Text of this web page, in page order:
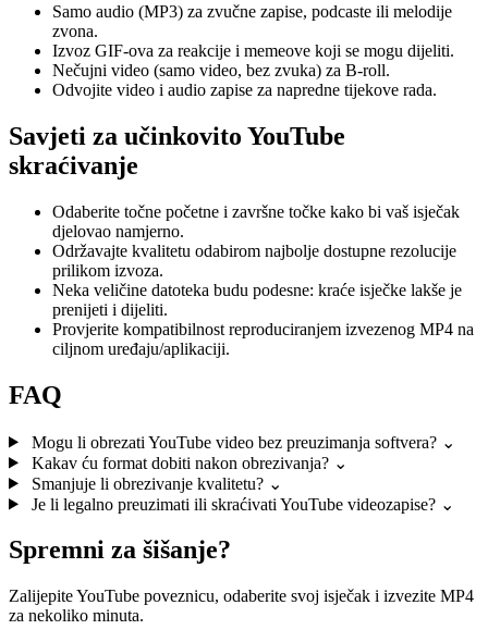
Samo audio (MP3) za zvučne zapise, podcaste ili melodije
zvona.
Izvoz GIF-ova za reakcije i memeove koji se mogu dijeliti.
Nečujni video (samo video, bez zvuka) za B-roll.
Odvojite video i audio zapise za napredne tijekove rada.
Savjeti za učinkovito YouTube
skraćivanje
Odaberite točne početne i završne točke kako bi vaš isječak
djelovao namjerno.
Održavajte kvalitetu odabirom najbolje dostupne rezolucije
prilikom izvoza.
Neka veličine datoteka budu podesne: kraće isječke lakše je
prenijeti i dijeliti.
Provjerite kompatibilnost reproduciranjem izvezenog MP4 na
ciljnom uređaju/aplikaciji.
FAQ
Mogu li obrezati YouTube video bez preuzimanja softvera? ⌄
Kakav ću format dobiti nakon obrezivanja? ⌄
Smanjuje li obrezivanje kvalitetu? ⌄
Je li legalno preuzimati ili skraćivati ​​YouTube videozapise? ⌄
Spremni za šišanje?
Zalijepite YouTube poveznicu, odaberite svoj isječak i izvezite MP4
za nekoliko minuta.